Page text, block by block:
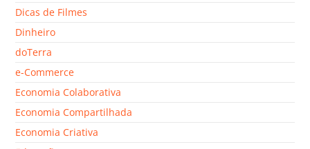
Dicas de Filmes
Dinheiro
doTerra
e-Commerce
Economia Colaborativa
Economia Compartilhada
Economia Criativa